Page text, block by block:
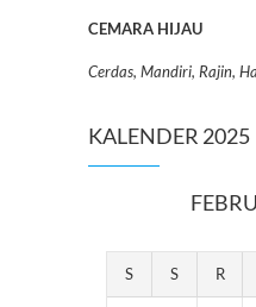
CEMARA HIJAU
Cerdas, Mandiri, Rajin,
KALENDER 2025
S S R